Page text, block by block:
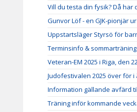
Vill du testa din fysik? Då har
Gunvor Löf - en GJK-pionjär
Uppstartsläger Styrsö för
Terminsinfo & sommarträning
Veteran-EM 2025 i Riga, den
Judofestivalen 2025 över för i
Information gällande avfärd
Träning inför kommande